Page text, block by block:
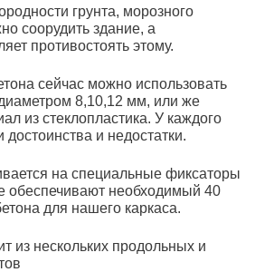
грунта, морозного
соорудить здание, а
противостоять этому.
сейчас можно использовать
8,10,12 мм, или же
из стеклопластика. У каждого
достоинства и недостатки.
на специальные фиксаторы
обеспечивают необходимый 40
для нашего каркаса.
из нескольких продольных и